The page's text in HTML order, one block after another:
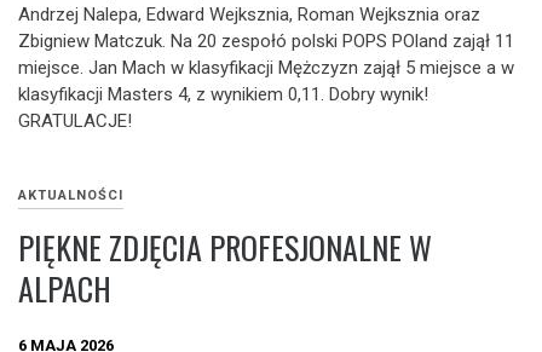
Andrzej Nalepa, Edward Wejksznia, Roman Wejksznia oraz
Zbigniew Matczuk. Na 20 zespołó polski POPS POland zajął 11
miejsce. Jan Mach w klasyfikacji Mężczyzn zajął 5 miejsce a w
klasyfikacji Masters 4, z wynikiem 0,11. Dobry wynik!
GRATULACJE!
AKTUALNOŚCI
PIĘKNE ZDJĘCIA PROFESJONALNE W
ALPACH
6 MAJA 2026